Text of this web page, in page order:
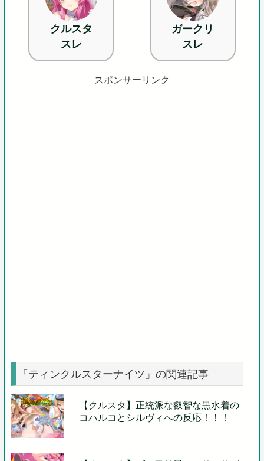
クルスタ
スレ
ガークリ
スレ
スポンサーリンク
「ティンクルスターナイツ」の関連記事
【クルスタ】正統派な叡智な黒水着の
コハルコとシルヴィへの反応！！！